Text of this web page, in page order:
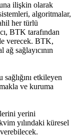
ilişkin olarak
algoritmalar,
her türlü
BTK tarafından
verecek. BTK,
ağ sağlayıcının
etkileyen
ve kuruma
yerini
yılındaki küresel